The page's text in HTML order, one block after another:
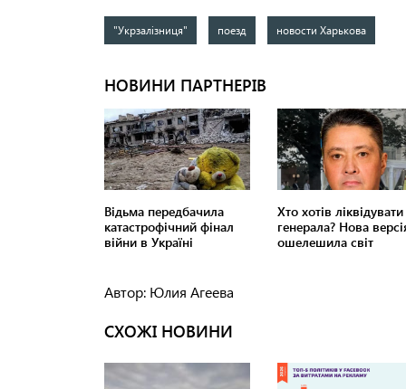
"Укрзалізниця" поезд новости Харькова
Автор: Юлия Агеева
СХОЖІ НОВИНИ